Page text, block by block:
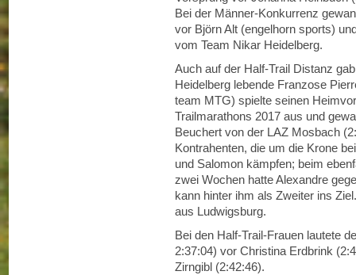
Bei der Männer-Konkurrenz
vor Björn Alt (engelhorn sports)
vom Team Nikar Heidelberg.
Auch auf der Half-Trail Distanz
Heidelberg lebende Franzose
team MTG) spielte seinen
Trailmarathons 2017 aus und
Beuchert von der LAZ Mosbach
Kontrahenten, die um die Krone
und Salomon kämpfen; beim
zwei Wochen hatte Alexandre
kann hinter ihm als Zweiter ins
aus Ludwigsburg.
Bei den Half-Trail-Frauen lautete
2:37:04) vor Christina Erdbrink
Zirngibl (2:42:46).